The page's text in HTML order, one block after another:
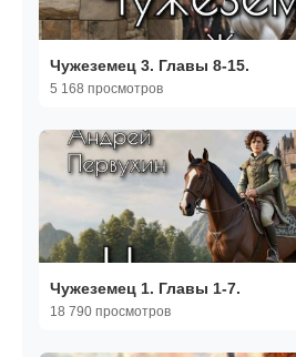
Чужеземец 3. Главы 8-15.
5 168 просмотров
Чужеземец 1. Главы 1-7.
18 790 просмотров